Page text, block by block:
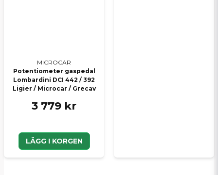
MICROCAR
Potentiometer gaspedal
Lombardini DCI 442 / 392
Ligier / Microcar / Grecav
3 779 kr
LÄGG I KORGEN